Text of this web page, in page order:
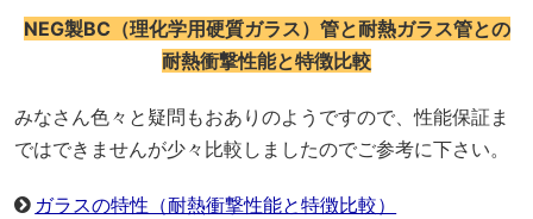
NEG製BC（理化学用硬質ガラス）管と耐熱ガラス管との
耐熱衝撃性能と特徴比較
みなさん色々と疑問もおありのようですので、性能保証ま
ではできませんが少々比較しましたのでご参考に下さい。
ガラスの特性（耐熱衝撃性能と特徴比較）